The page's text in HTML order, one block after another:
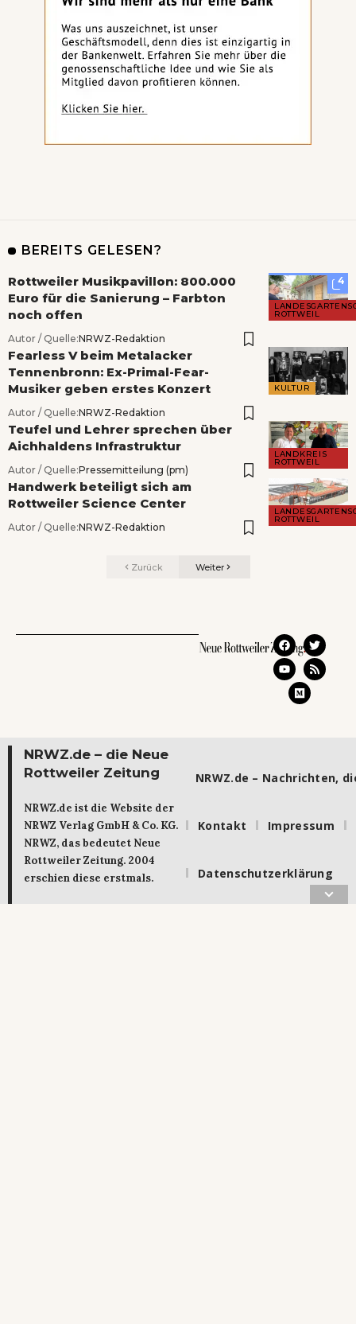
BEREITS GELESEN?
4
ROTTWEIL
Rottweiler Musikpavillon: 800.000
Euro für die Sanierung – Farbton
noch offen
Autor / Quelle:NRWZ-Redaktion
KULTUR
Fearless V beim Metalacker
Tennenbronn: Ex-Primal-Fear-
Musiker geben erstes Konzert
Autor / Quelle:NRWZ-Redaktion
LANDKREIS
ROTTWEIL
Teufel und Lehrer sprechen über
Aichhaldens Infrastruktur
Autor / Quelle:Pressemitteilung (pm)
ROTTWEIL
Handwerk beteiligt sich am
Rottweiler Science Center
Autor / Quelle:NRWZ-Redaktion
Zurück Weiter
NRWZ.de – die Neue
Rottweiler Zeitung
NRWZ.de ist die Website der
NRWZ Verlag GmbH & Co. KG.
NRWZ, das bedeutet Neue
Rottweiler Zeitung. 2004
erschien diese erstmals.
NRWZ.de – Nachrichten,
Kontakt Impressum
Datenschutzerklärung